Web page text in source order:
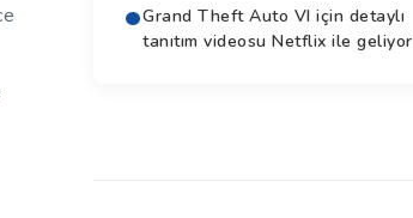
Grand Theft Auto VI için detaylı
tanıtım videosu Netflix ile geliyor